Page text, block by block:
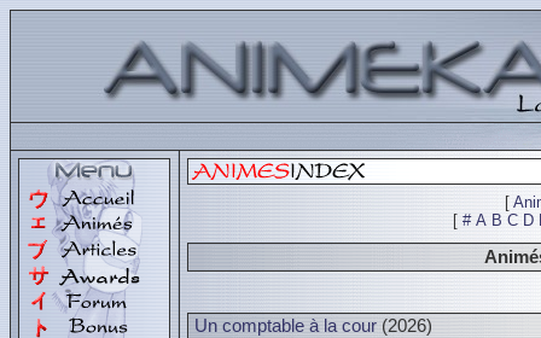
[
[ # A B C D
Un comptable à la cour (2026)